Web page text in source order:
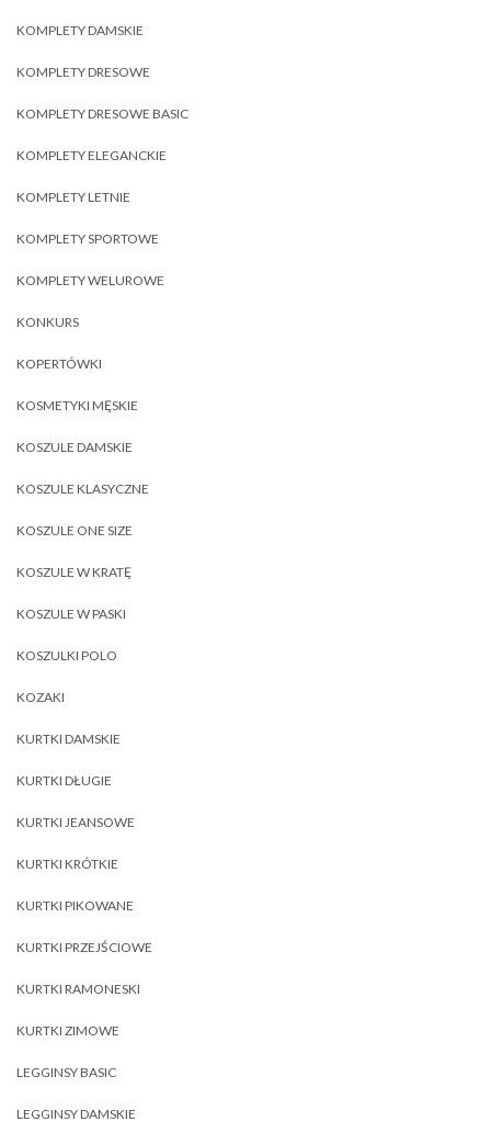
KOMPLETY DAMSKIE
KOMPLETY DRESOWE
KOMPLETY DRESOWE BASIC
KOMPLETY ELEGANCKIE
KOMPLETY LETNIE
KOMPLETY SPORTOWE
KOMPLETY WELUROWE
KONKURS
KOPERTÓWKI
KOSMETYKI MĘSKIE
KOSZULE DAMSKIE
KOSZULE KLASYCZNE
KOSZULE ONE SIZE
KOSZULE W KRATĘ
KOSZULE W PASKI
KOSZULKI POLO
KOZAKI
KURTKI DAMSKIE
KURTKI DŁUGIE
KURTKI JEANSOWE
KURTKI KRÓTKIE
KURTKI PIKOWANE
KURTKI PRZEJŚCIOWE
KURTKI RAMONESKI
KURTKI ZIMOWE
LEGGINSY BASIC
LEGGINSY DAMSKIE